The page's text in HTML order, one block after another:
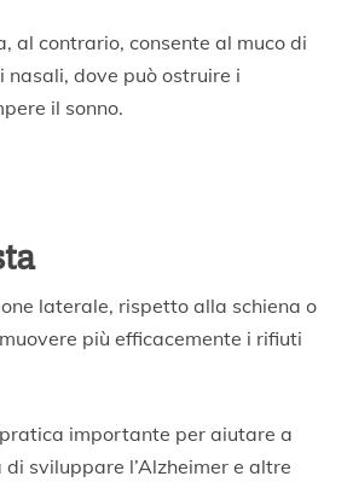
al contrario, consente al muco di
nasali, dove può ostruire i
il sonno.
laterale, rispetto alla schiena o
più efficacemente i rifiuti
importante per aiutare a
sviluppare l’Alzheimer e altre